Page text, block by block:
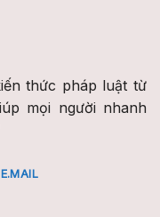
thức pháp luật từ
mọi người nhanh
E.MAIL